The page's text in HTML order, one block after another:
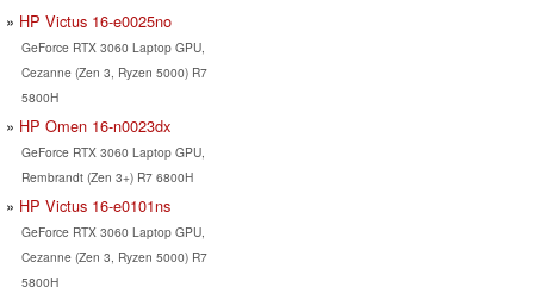
HP Victus 16-e0025no
GeForce RTX 3060 Laptop GPU,
Cezanne (Zen 3, Ryzen 5000) R7
5800H
HP Omen 16-n0023dx
GeForce RTX 3060 Laptop GPU,
Rembrandt (Zen 3+) R7 6800H
HP Victus 16-e0101ns
GeForce RTX 3060 Laptop GPU,
Cezanne (Zen 3, Ryzen 5000) R7
5800H